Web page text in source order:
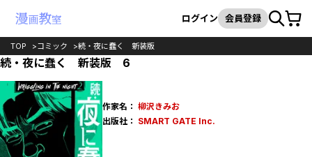
検索
ログイン 会員登録カート
TOP コミック 続・夜に蠢く 新装版
続・夜に蠢く 新装版 6
作家名： 柳沢きみお
出版社： SMART GATE Inc.